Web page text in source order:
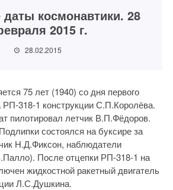
космонавтики. 28
2015 г.
28.02.2015
75 лет (1940) со дня первого
РП-318-1 конструкции С.П.Королёва.
пилотировал летчик В.П.Фёдоров.
состоялся на буксире за
Н.Д.Фиксон, наблюдатели
После отцепки РП-318-1 на
жидкостной ракетный двигатель
Л.С.Душкина.